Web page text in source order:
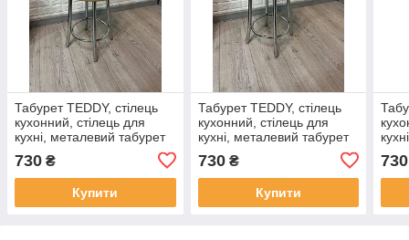
Табурет TEDDY, стілець
кухонний, стілець для
кухні, металевий табурет
730 ₴
Купити
Табурет TEDDY, стілець
кухонний, стілець для
кухні, металевий табурет
730₴
Купити
730